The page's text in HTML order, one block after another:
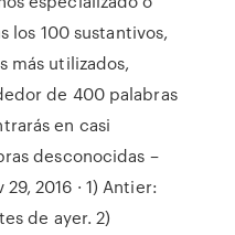
los 100 sustantivos,
más utilizados,
de 400 palabras
en casi
desconocidas –
2016 · 1) Antier:
de ayer. 2)